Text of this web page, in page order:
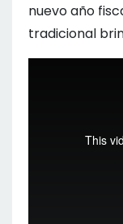
nuevo año
tradicional